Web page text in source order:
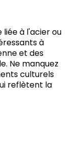
liée à l'acier ou
à
et des
Ne manquez
culturels
reflètent la